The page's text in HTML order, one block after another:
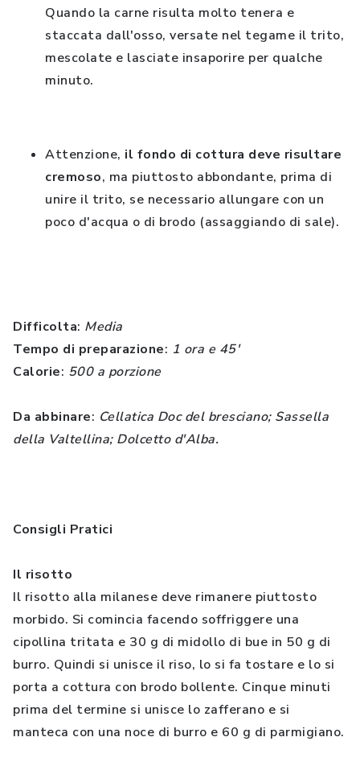
Quando la carne risulta molto tenera e
staccata dall'osso, versate nel tegame il trito,
mescolate e lasciate insaporire per qualche
minuto.
Attenzione, il fondo di cottura deve risultare
cremoso, ma piuttosto abbondante, prima di
unire il trito, se necessario allungare con un
poco d'acqua o di brodo (assaggiando di sale).
Difficolta: Media
Tempo di preparazione: 1 ora e 45'
Calorie: 500 a porzione
Da abbinare: Cellatica Doc del bresciano; Sassella
della Valtellina; Dolcetto d'Alba.
Consigli Pratici
Il risotto
Il risotto alla milanese deve rimanere piuttosto
morbido. Si comincia facendo soffriggere una
cipollina tritata e 30 g di midollo di bue in 50 g di
burro. Quindi si unisce il riso, lo si fa tostare e lo si
porta a cottura con brodo bollente. Cinque minuti
prima del termine si unisce lo zafferano e si
manteca con una noce di burro e 60 g di parmigiano.